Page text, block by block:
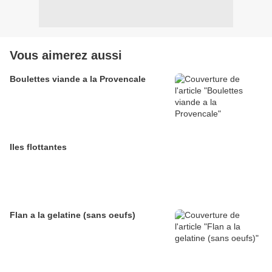
Vous aimerez aussi
Boulettes viande a la Provencale
Iles flottantes
Flan a la gelatine (sans oeufs)